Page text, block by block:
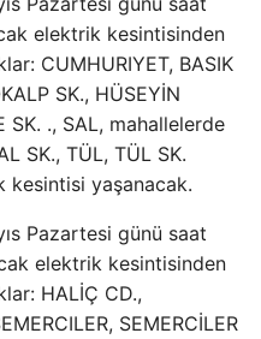
elektrik kesintisinden
CUMHURIYET, BASIK
SK., HÜSEYİN
SK. ., SAL, mahallelerde
SK., TÜL, TÜL SK.
kesintisi yaşanacak.
Pazartesi günü saat
elektrik kesintisinden
HALİÇ CD.,
SEMERCİLER